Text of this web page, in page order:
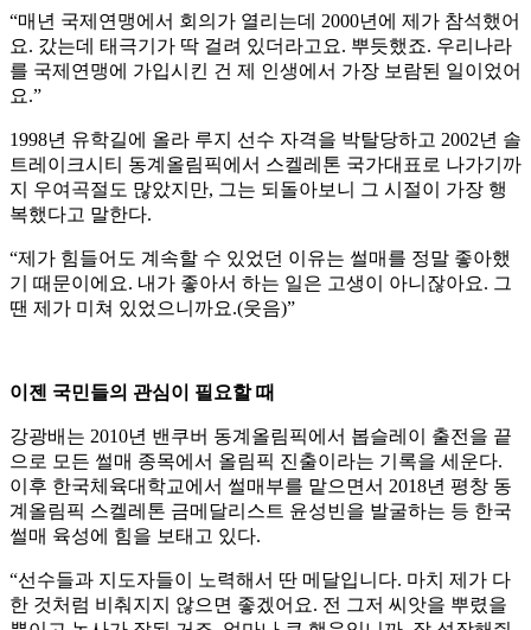
“매년 국제연맹에서 회의가 열리는데 2000년에 제가 참석했어
요. 갔는데 태극기가 딱 걸려 있더라고요. 뿌듯했죠. 우리나라
를 국제연맹에 가입시킨 건 제 인생에서 가장 보람된 일이었어
요.”
1998년 유학길에 올라 루지 선수 자격을 박탈당하고 2002년 솔
트레이크시티 동계올림픽에서 스켈레톤 국가대표로 나가기까
지 우여곡절도 많았지만, 그는 되돌아보니 그 시절이 가장 행
복했다고 말한다.
“제가 힘들어도 계속할 수 있었던 이유는 썰매를 정말 좋아했
기 때문이에요. 내가 좋아서 하는 일은 고생이 아니잖아요. 그
땐 제가 미쳐 있었으니까요.(웃음)”
이젠 국민들의 관심이 필요할 때
강광배는 2010년 밴쿠버 동계올림픽에서 봅슬레이 출전을 끝
으로 모든 썰매 종목에서 올림픽 진출이라는 기록을 세운다.
이후 한국체육대학교에서 썰매부를 맡으면서 2018년 평창 동
계올림픽 스켈레톤 금메달리스트 윤성빈을 발굴하는 등 한국
썰매 육성에 힘을 보태고 있다.
“선수들과 지도자들이 노력해서 딴 메달입니다. 마치 제가 다
한 것처럼 비춰지지 않으면 좋겠어요. 전 그저 씨앗을 뿌렸을